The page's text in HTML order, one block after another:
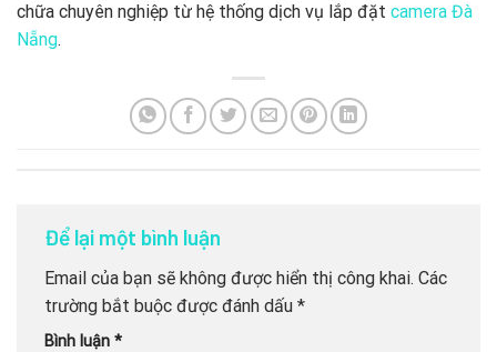
chữa chuyên nghiệp từ hệ thống dịch vụ lắp đặt camera Đà
Nẵng.
Để lại một bình luận
Email của bạn sẽ không được hiển thị công khai. Các
trường bắt buộc được đánh dấu *
Bình luận *